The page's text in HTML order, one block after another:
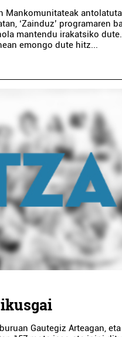
Mankomunitateak
‘Zainduz’ programaren
mantendu irakatsiko dute.
emongo dute hitz...
Gautegiz Arteagan, eta